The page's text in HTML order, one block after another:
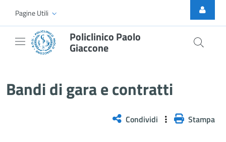
Skip to Main Content
Pagine Utili
Policlinico Paolo
Giaccone
Bandi di gara e contratti
Condividi Stampa